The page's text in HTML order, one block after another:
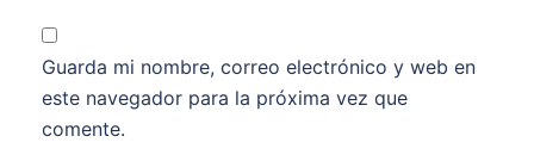
Guarda mi nombre, correo electrónico y web en
este navegador para la próxima vez que
comente.